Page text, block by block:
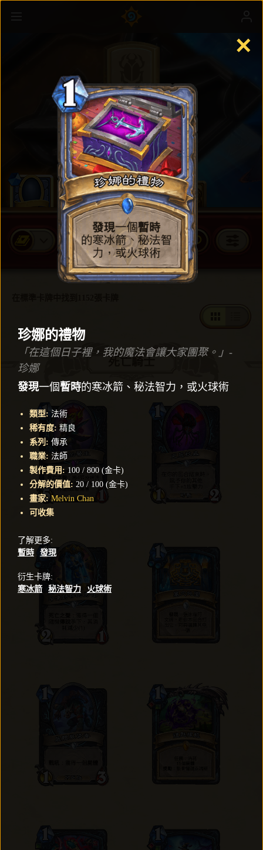
標準卡牌
購買卡牌包
✕
珍娜的禮物
「在這個日子裡，我的魔法會讓大家團聚。」-
珍娜
發現一個暫時的寒冰箭、秘法智力，或火球術
類型: 法術
稀有度: 精良
系列 : 傳承
職業: 法師
製作費用 : 100 / 800 (金卡)
分解的價值: 20 / 100 (金卡)
畫家: Melvin Chan
可收集
了解更多:
暫時
發現
衍生卡牌:
寒冰箭
秘法智力 火球術